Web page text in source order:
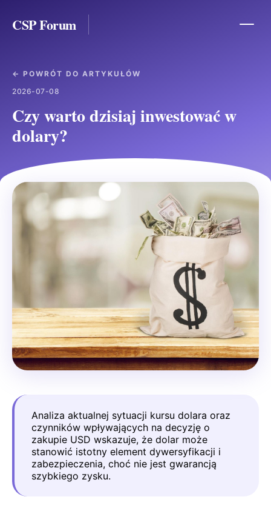
CSP Forum
← POWRÓT DO ARTYKUŁÓW
2026-07-08
Czy warto dzisiaj inwestować w
dolary?
Analiza aktualnej sytuacji kursu dolara oraz
czynników wpływających na decyzję o
zakupie USD wskazuje, że dolar może
stanowić istotny element dywersyfikacji i
zabezpieczenia, choć nie jest gwarancją
szybkiego zysku.